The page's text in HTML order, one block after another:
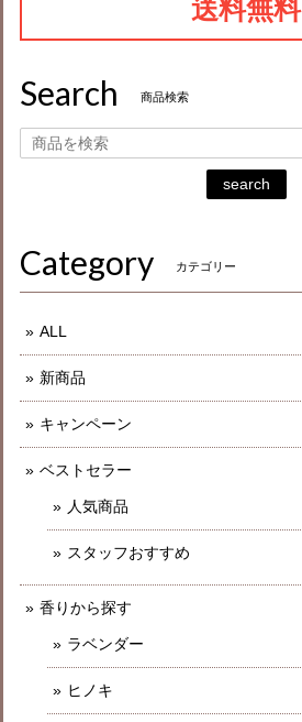
送料無料
Search 商品検索
search
Category カテゴリー
ALL
新商品
キャンペーン
ベストセラー
人気商品
スタッフおすすめ
香りから探す
ラベンダー
ヒノキ